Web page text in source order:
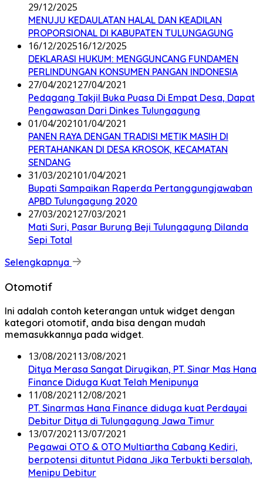
29/12/2025
MENUJU KEDAULATAN HALAL DAN KEADILAN
PROPORSIONAL DI KABUPATEN TULUNGAGUNG
16/12/202516/12/2025
DEKLARASI HUKUM: MENGGUNCANG FUNDAMEN
PERLINDUNGAN KONSUMEN PANGAN INDONESIA
27/04/202127/04/2021
Pedagang Takjil Buka Puasa Di Empat Desa, Dapat
Pengawasan Dari Dinkes Tulungagung
01/04/202101/04/2021
PANEN RAYA DENGAN TRADISI METIK MASIH DI
PERTAHANKAN DI DESA KROSOK, KECAMATAN
SENDANG
31/03/202101/04/2021
Bupati Sampaikan Raperda Pertanggungjawaban
APBD Tulungagung 2020
27/03/202127/03/2021
Mati Suri, Pasar Burung Beji Tulungagung Dilanda
Sepi Total
Selengkapnya
Otomotif
Ini adalah contoh keterangan untuk widget dengan
kategori otomotif, anda bisa dengan mudah
memasukkannya pada widget.
13/08/2021 13/08/2021
Ditya Merasa Sangat Dirugikan, PT. Sinar Mas Hana
Finance Diduga Kuat Telah Menipunya
11/08/2021 12/08/2021
PT. Sinarmas Hana Finance diduga kuat Perdayai
Debitur Ditya di Tulungagung Jawa Timur
13/07/2021 13/07/2021
Pegawai OTO & OTO Multiartha Cabang Kediri,
berpotensi dituntut Pidana Jika Terbukti bersalah,
Menipu Debitur